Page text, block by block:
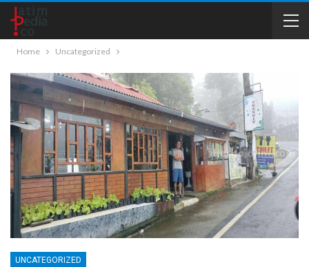
Home Uncategorized
UNCATEGORIZED